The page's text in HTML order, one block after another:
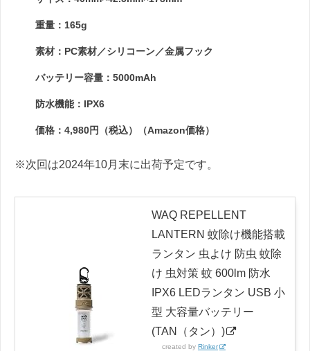
重量：165g
素材：PC素材／シリコーン／金属フック
バッテリー容量：5000mAh
防水機能：IPX6
価格：4,980円（税込）（Amazon価格）
※次回は2024年10月末に出荷予定です。
WAQ REPELLENT
LANTERN 蚊除け機能搭載
ランタン 虫よけ 防虫 蚊除
け 虫対策 蚊 600lm 防水
IPX6 LEDランタン USB 小
型 大容量バッテリー
(TAN（タン）)
created by Rinker